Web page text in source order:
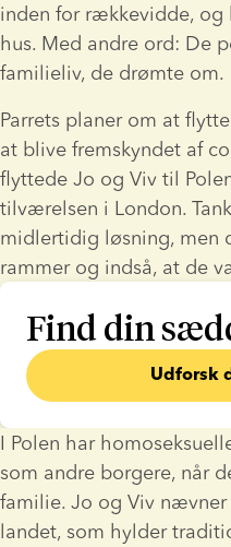
inden for rækkevidde, og
hus. Med andre ord: De
familieliv, de drømte om.
Parrets planer om at
at blive fremskyndet af
flyttede Jo og Viv til
tilværelsen i London.
midlertidig løsning, men
rammer og indså, at de
Find din
Udforsk
I Polen har
som andre borgere, når
familie. Jo og Viv
landet, som hylder